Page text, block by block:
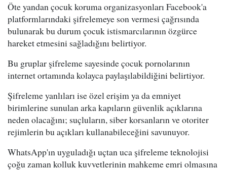
Öte yandan çocuk koruma organizasyonları Facebook'a
platformlarındaki şifrelemeye son vermesi çağrısında
bulunarak bu durum çocuk istismarcılarının özgürce
hareket etmesini sağladığını belirtiyor.
Bu gruplar şifreleme sayesinde çocuk pornolarının
internet ortamında kolayca paylaşılabildiğini belirtiyor.
Şifreleme yanlıları ise özel erişim ya da emniyet
birimlerine sunulan arka kapıların güvenlik açıklarına
neden olacağını; suçluların, siber korsanların ve otoriter
rejimlerin bu açıkları kullanabileceğini savunuyor.
WhatsApp'ın uyguladığı uçtan uca şifreleme teknolojisi
çoğu zaman kolluk kuvvetlerinin mahkeme emri olmasına